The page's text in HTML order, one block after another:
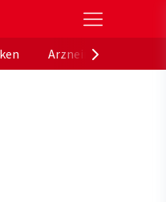
Gesundheitsportal der